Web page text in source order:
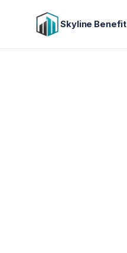
Skyline Benefit